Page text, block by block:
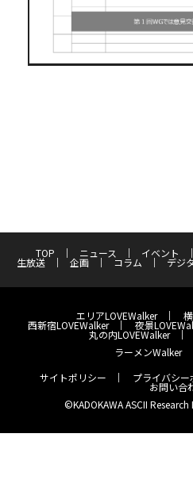
TOP ニュース イベント
生放送 企画 コラム デジ
エリアLOVEWalker
西新宿LOVEWalker 夜景
丸の内LOVEWalker
ラーメンWalker
サイトポリシー
プライバシー
お問い合
©KADOKAWA ASCII